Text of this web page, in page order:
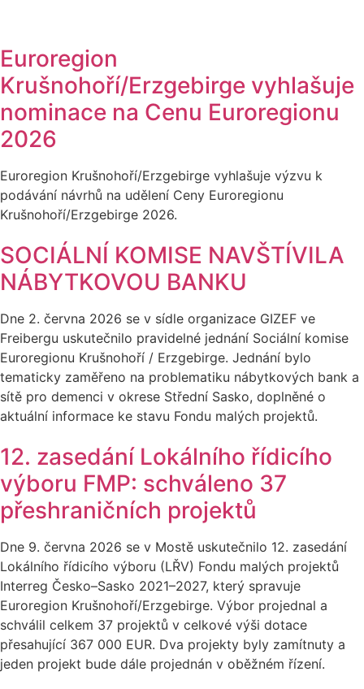
Euroregion
Krušnohoří/Erzgebirge vyhlašuje
nominace na Cenu Euroregionu
2026
Euroregion Krušnohoří/Erzgebirge vyhlašuje výzvu k
podávání návrhů na udělení Ceny Euroregionu
Krušnohoří/Erzgebirge 2026.
SOCIÁLNÍ KOMISE NAVŠTÍVILA
NÁBYTKOVOU BANKU
Dne 2. června 2026 se v sídle organizace GIZEF ve
Freibergu uskutečnilo pravidelné jednání Sociální komise
Euroregionu Krušnohoří / Erzgebirge. Jednání bylo
tematicky zaměřeno na problematiku nábytkových bank a
sítě pro demenci v okrese Střední Sasko, doplněné o
aktuální informace ke stavu Fondu malých projektů.
12. zasedání Lokálního řídicího
výboru FMP: schváleno 37
přeshraničních projektů
Dne 9. června 2026 se v Mostě uskutečnilo 12. zasedání
Lokálního řídicího výboru (LŘV) Fondu malých projektů
Interreg Česko–Sasko 2021–2027, který spravuje
Euroregion Krušnohoří/Erzgebirge. Výbor projednal a
schválil celkem 37 projektů v celkové výši dotace
přesahující 367 000 EUR. Dva projekty byly zamítnuty a
jeden projekt bude dále projednán v oběžném řízení.